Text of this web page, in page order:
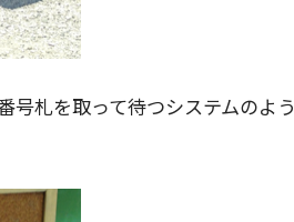
号札を取って待つシステムのよう